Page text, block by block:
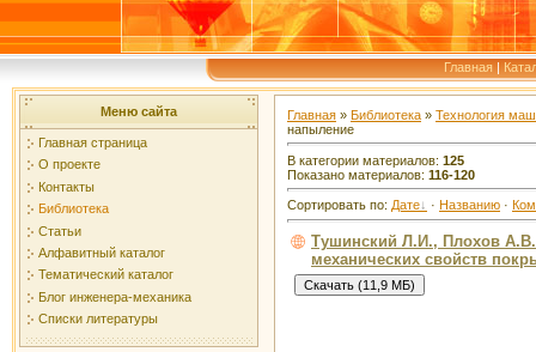
Главная |
Меню сайта
Главная страница
О проекте
Контакты
Библиотека
Статьи
Алфавитный каталог
Тематический каталог
Блог инженера-механика
Списки литературы
Главная » Библиотека » Технология
напыление
В категории материалов: 125
Показано материалов: 116-120
Сортировать по: Дате · Названию ·
Тушинский Л.И., Плохов А.В.
механических свойств